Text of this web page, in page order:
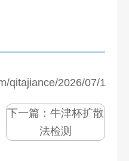
qitajiance/2026/07/
下一篇：牛津杯扩散
法检测